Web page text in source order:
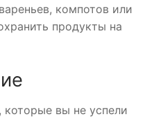
компотов или
продукты на
которые вы не успели